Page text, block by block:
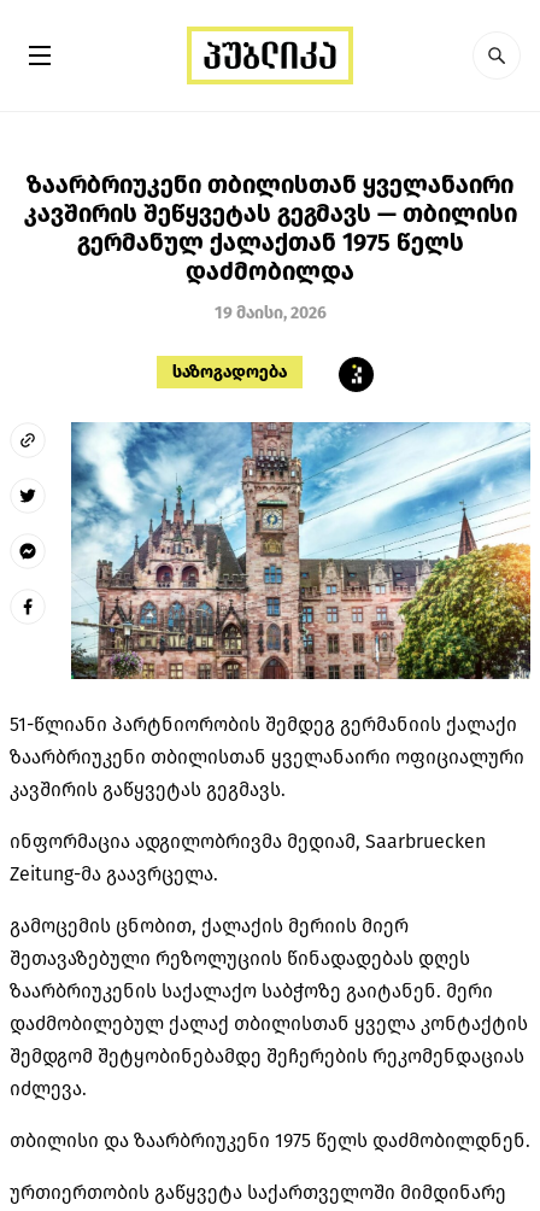
ზაარბრიუკენი თბილისთან ყველანაირი
კავშირის შეწყვეტას გეგმავს — თბილისი
გერმანულ ქალაქთან 1975 წელს
დაძმობილდა
19 მაისი, 2026
საზოგადოება
51-წლიანი პარტნიორობის შემდეგ გერმანიის ქალაქი
ზაარბრიუკენი თბილისთან ყველანაირი ოფიციალური
კავშირის გაწყვეტას გეგმავს.
ინფორმაცია ადგილობრივმა მედიამ, Saarbruecken
Zeitung-მა გაავრცელა.
გამოცემის ცნობით, ქალაქის მერიის მიერ
შეთავაზებული რეზოლუციის წინადადებას დღეს
ზაარბრიუკენის საქალაქო საბჭოზე გაიტანენ. მერი
დაძმობილებულ ქალაქ თბილისთან ყველა კონტაქტის
შემდგომ შეტყობინებამდე შეჩერების რეკომენდაციას
იძლევა.
თბილისი და ზაარბრიუკენი 1975 წელს დაძმობილდნენ.
ურთიერთობის გაწყვეტა საქართველოში მიმდინარე